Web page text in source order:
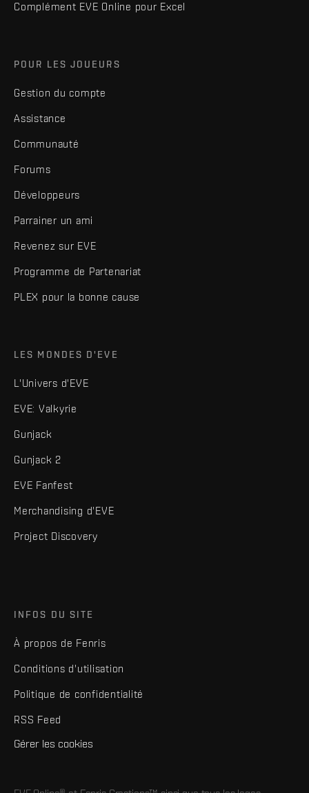
Complément EVE Online pour Excel
POUR LES JOUEURS
Gestion du compte
Assistance
Communauté
Forums
Développeurs
Parrainer un ami
Revenez sur EVE
Programme de Partenariat
PLEX pour la bonne cause
LES MONDES D'EVE
L'Univers d'EVE
EVE: Valkyrie
Gunjack
Gunjack 2
EVE Fanfest
Merchandising d'EVE
Project Discovery
INFOS DU SITE
À propos de Fenris
Conditions d'utilisation
Politique de confidentialité
RSS Feed
Gérer les cookies